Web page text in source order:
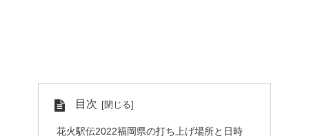
目次
花火駅伝2022福岡県の打ち上げ場所と日時